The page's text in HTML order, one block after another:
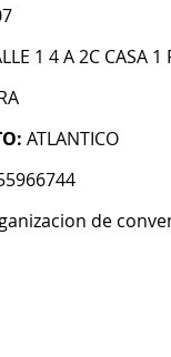
1 4 A 2C CASA 1
ATLANTICO
de